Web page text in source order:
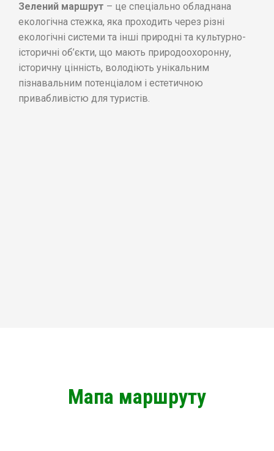
Зелений маршрут – це спеціально обладнана
екологічна стежка, яка проходить через різні
екологічні системи та інші природні та культурно-
історичні об’єкти, що мають природоохоронну,
історичну цінність, володіють унікальним
пізнавальним потенціалом і естетичною
привабливістю для туристів.
Мапа маршруту